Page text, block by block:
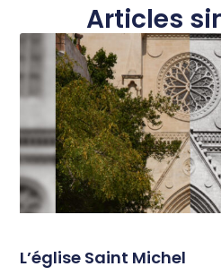
Articles
L’église Saint Michel